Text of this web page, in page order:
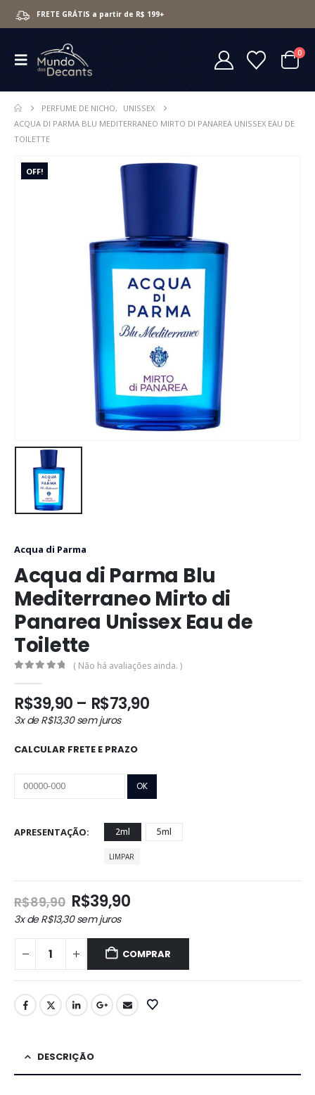
FRETE GRÁTIS a partir de R$ 199+
0
PERFUME DE NICHO,
UNISSEX
ACQUA DI PARMA BLU MEDITERRANEO MIRTO DI PANAREA UNISSEX EAU DE
TOILETTE
OFF!
Acqua di Parma
Acqua di Parma Blu
Mediterraneo Mirto di
Panarea Unissex Eau de
Toilette
( Não há avaliações ainda. )
R$39,90 – R$73,90Faixa
R$73,90
3x deR$13,30sem juros
CALCULAR FRETE E PRAZO
APRESENTAÇÃO 2ml 5ml
LIMPAR
R$89,90 O
preço
original
era:
R$89,90.
R$39,90O
é:
R$39,90.
3x deR$13,30sem juros
COMPRAR
DESCRIÇÃO